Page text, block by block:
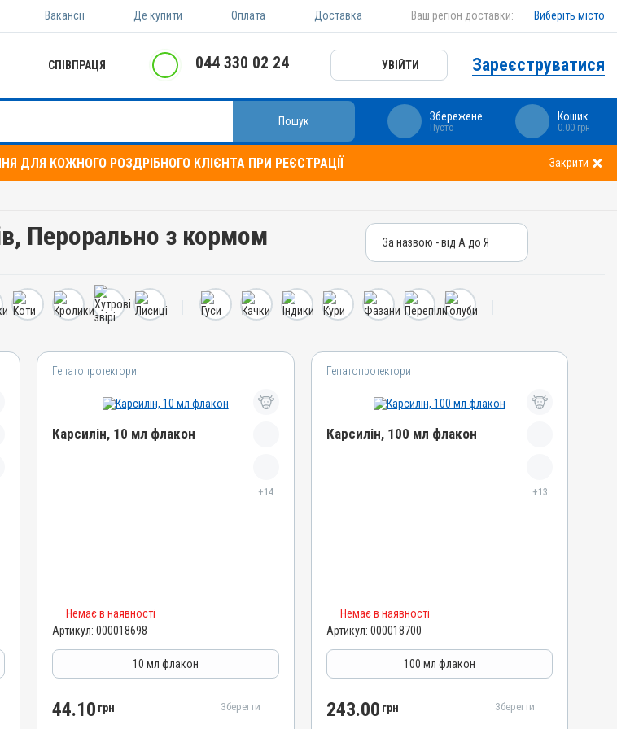
Вакансії Де купити Оплата Доставка Ваш регіон доставки: Виберіть місто
СПІВПРАЦЯ 044 330 02 24 УВІЙТИ Зареєструватися
Пошук Збережене
Пусто
Кошик
0.00 грн
ДЛЯ КОЖНОГО РОЗДРІБНОГО КЛІЄНТА ПРИ РЕЄСТРАЦІЇ Закрити
Перорально з кормом За назвою - від А до Я
За ціною – від дорогих
Гепатопротектори
Карсилін, 10 мл флакон
+14
d-UA-10-20
Групи препаратів
Гепатопротектори, Регулятори травлення
Лікарська форма
Немає в наявності
Артикул: 000018698
10 мл флакон
44.10 грн Зберегти
Гепатопротектори
Карсилін, 100 мл флакон
+13
d-UA-10-20
Групи препаратів
Гепатопротектори, Регулятори травлення
Лікарська форма
Немає в наявності
Артикул: 000018700
100 мл флакон
243.00 грн Зберегти